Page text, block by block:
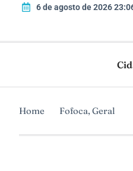
6 de agosto de 2026
Home Fofoca, Geral